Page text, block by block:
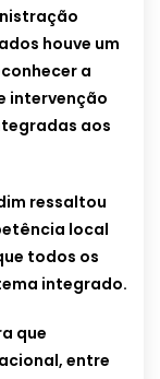
houve um
a
intervenção
aos
ressaltou
local
todos os
integrado.
que
entre